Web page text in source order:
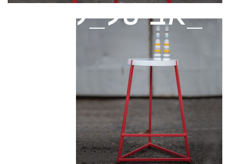
_אביטל_קרנר